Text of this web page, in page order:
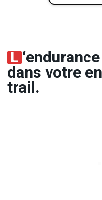
L
dans votre
trail.